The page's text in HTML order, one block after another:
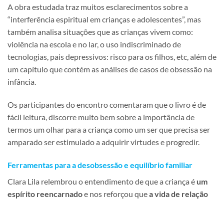
A obra estudada traz muitos esclarecimentos sobre a
“interferência espiritual em crianças e adolescentes”, mas
também analisa situações que as crianças vivem como:
violência na escola e no lar, o uso indiscriminado de
tecnologias, pais depressivos: risco para os filhos, etc, além de
um capítulo que contém as análises de casos de obsessão na
infância.
Os participantes do encontro comentaram que o livro é de
fácil leitura, discorre muito bem sobre a importância de
termos um olhar para a criança como um ser que precisa ser
amparado ser estimulado a adquirir virtudes e progredir.
Ferramentas para a desobsessão e equilíbrio familiar
Clara Lila relembrou o entendimento de que a criança é um
espírito reencarnadoe nos reforçou quea vida de relação